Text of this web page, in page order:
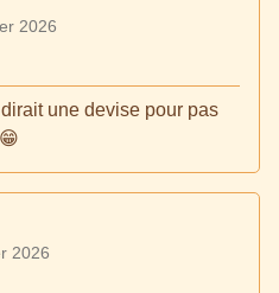
2026
une devise pour pas
2026